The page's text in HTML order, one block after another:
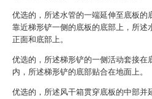
优选的，所述水管的一端延伸至底板的
靠近梯形铲一侧的底板的底部上，所述
正面和底部上。
优选的，所述梯形铲的一侧活动套接在
内，所述梯形铲的底部贴合在地面上。
优选的，所述风干箱贯穿底板的中部并